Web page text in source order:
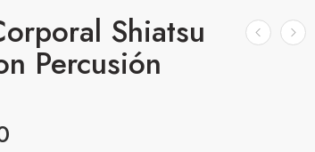
Shiatsu
Percusión